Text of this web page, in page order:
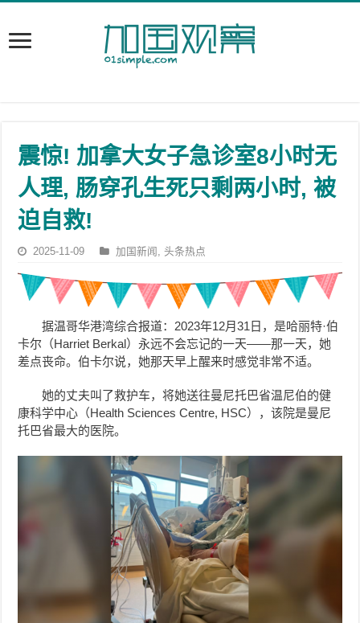
震惊! 加拿大女子急诊室8小时无
人理, 肠穿孔生死只剩两小时, 被
迫自救!
2025-11-09 加国新闻 ,头条热点
据温哥华港湾综合报道：2023年12月31日，是哈丽特·伯
卡尔（Harriet Berkal）永远不会忘记的一天——那一天，她
差点丧命。伯卡尔说，她那天早上醒来时感觉非常不适。
她的丈夫叫了救护车，将她送往曼尼托巴省温尼伯的健
康科学中心（Health Sciences Centre, HSC），该院是曼尼
托巴省最大的医院。